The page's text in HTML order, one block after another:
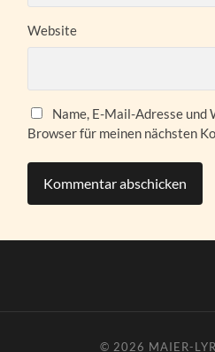
Website
Name, E-Mail-Adresse und
Browser für meinen nächsten
© 2026 MAIER-